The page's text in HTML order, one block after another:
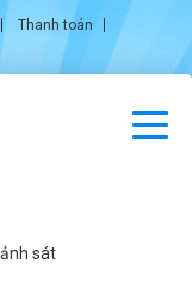
Thanh toán
sát